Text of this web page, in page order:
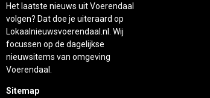
Het laatste nieuws uit Voerendaal
volgen? Dat doe je uiteraard op
Lokaalnieuwsvoerendaal.nl. Wij
focussen op de dagelijkse
nieuwsitems van omgeving
Voerendaal.
Sitemap